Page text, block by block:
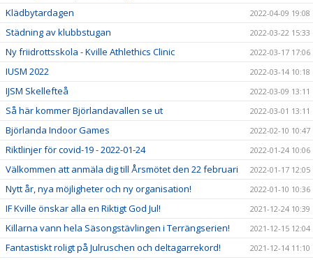
Klädbytardagen 2022-04-09 19:08
Städning av klubbstugan 2022-03-22 15:33
Ny friidrottsskola - Kville Athlethics Clinic 2022-03-17 17:06
IUSM 2022 2022-03-14 10:18
IJSM Skellefteå 2022-03-09 13:11
Så här kommer Björlandavallen se ut 2022-03-01 13:11
Björlanda Indoor Games 2022-02-10 10:47
Riktlinjer för covid-19 - 2022-01-24 2022-01-24 10:06
Välkommen att anmäla dig till Årsmötet den 22 februari 2022-01-17 12:05
Nytt år, nya möjligheter och ny organisation! 2022-01-10 10:36
IF Kville önskar alla en Riktigt God Jul! 2021-12-24 10:39
Killarna vann hela Säsongstävlingen i Terrängserien! 2021-12-15 12:04
Fantastiskt roligt på Julruschen och deltagarrekord! 2021-12-14 11:10